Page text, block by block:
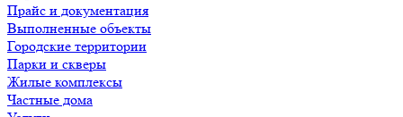
Прайс и документация
Выполненные объекты
Городские территории
Парки и скверы
Жилые комплексы
Частные дома